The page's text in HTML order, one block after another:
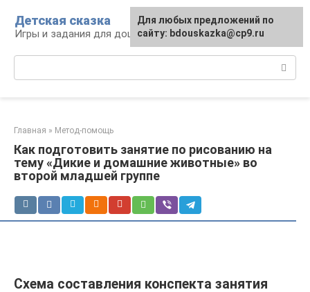
контенту
Детская сказка
Игры и задания для дошкольников
Главная » Метод-помощь
Как подготовить занятие по рисованию на
тему «Дикие и домашние животные» во
второй младшей группе
Схема составления конспекта занятия
Для любых предложений по
сайту: bdouskazka@cp9.ru